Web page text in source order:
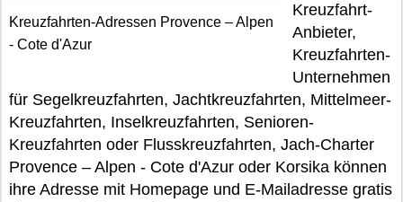
Kreuzfahrten-Adressen Provence – Alpen
- Cote d'Azur
Kreuzfahrt-
Anbieter,
Kreuzfahrten-
Unternehmen
für Segelkreuzfahrten, Jachtkreuzfahrten, Mittelmeer-
Kreuzfahrten, Inselkreuzfahrten, Senioren-
Kreuzfahrten oder Flusskreuzfahrten, Jach-Charter
Provence – Alpen - Cote d'Azur oder Korsika können
ihre Adresse mit Homepage und E-Mailadresse gratis